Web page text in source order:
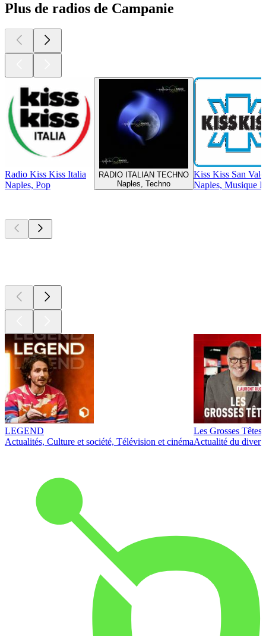
Plus de radios de Campanie
Radio Kiss Kiss Italia
Naples, Pop
RADIO ITALIAN TECHNO
Naples, Techno
Kiss Kiss San
Naples, Musique
LEGEND
Actualités, Culture et société, Télévision et cinéma
Les Grosses Têtes
Actualité du